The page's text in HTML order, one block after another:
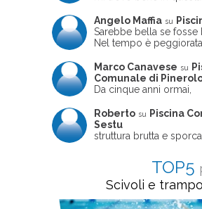
Angelo Maffia su
Sarebbe bella se fosse
Nel tempo è
ne usciva insieme a me
ritrovato le sue scarpe!
perché potrebbe
frequentata non
Marco Canavese su
Comunale di
Da cinque anni ormai,
pomeriggio trascorro
in questa magnifica
due figli che sono
piccola, un po' in vasca
spazi riservati al nuoto
giochiamo, nuotiamo e
apnea insieme (sono
Roberto su
Piscina
Sestu
struttura brutta e
poco professionale. la
tutti coloro che amano
seriamente poiché é
improvvisato
TOP5
Scivoli e